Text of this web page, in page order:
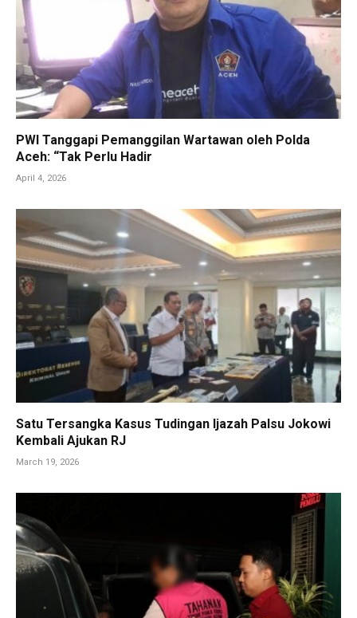
PWI Tanggapi Pemanggilan Wartawan oleh Polda
Aceh: “Tak Perlu Hadir
April 4, 2026
Satu Tersangka Kasus Tudingan Ijazah Palsu Jokowi
Kembali Ajukan RJ
March 19, 2026